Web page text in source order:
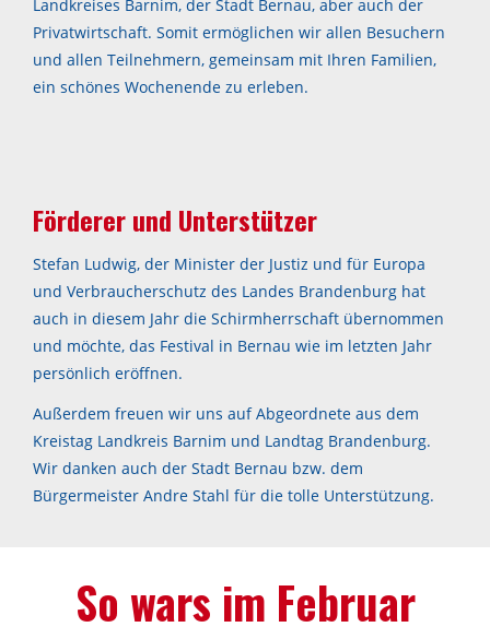
Landkreises Barnim, der Stadt Bernau, aber auch der
Privatwirtschaft. Somit ermöglichen wir allen Besuchern
und allen Teilnehmern, gemeinsam mit Ihren Familien,
ein schönes Wochenende zu erleben.
Förderer und Unterstützer
Stefan Ludwig, der Minister der Justiz und für Europa
und Verbraucherschutz des Landes Brandenburg hat
auch in diesem Jahr die Schirmherrschaft übernommen
und möchte, das Festival in Bernau wie im letzten Jahr
persönlich eröffnen.
Außerdem freuen wir uns auf Abgeordnete aus dem
Kreistag Landkreis Barnim und Landtag Brandenburg.
Wir danken auch der Stadt Bernau bzw. dem
Bürgermeister Andre Stahl für die tolle Unterstützung.
So wars im Februar